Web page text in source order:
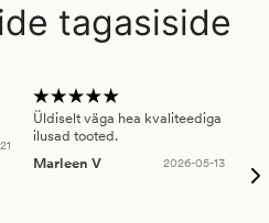
tagasiside
Üldiselt väga hea kvaliteediga
ilusad tooted.
Marleen V
2026-05-13